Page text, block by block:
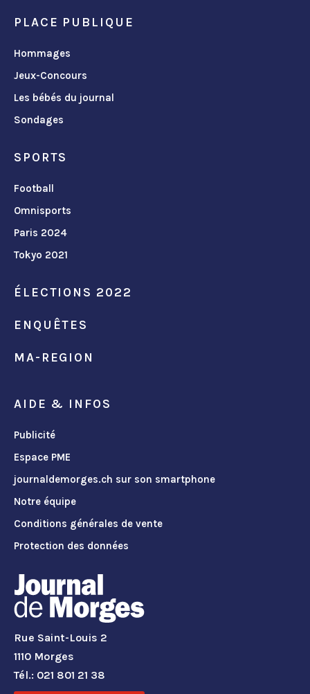
PLACE PUBLIQUE
Hommages
Jeux-Concours
Les bébés du journal
Sondages
SPORTS
Football
Omnisports
Paris 2024
Tokyo 2021
ÉLECTIONS 2022
ENQUÊTES
MA-REGION
AIDE & INFOS
Publicité
Espace PME
journaldemorges.ch sur son smartphone
Notre équipe
Conditions générales de vente
Protection des données
Rue Saint-Louis 2
1110 Morges
Tél.: 021 801 21 38